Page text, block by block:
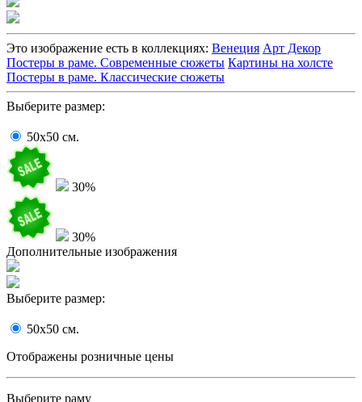
Это изображение есть в коллекциях: Венеция Арт Декор
Постеры в раме. Современные сюжеты Картины на холсте
Постеры в раме. Классические сюжеты
Выберите размер:
50x50 cм.
30%
30%
Дополнительные изображения
Выберите размер:
50x50 cм.
Отображены розничные цены
Выберите раму